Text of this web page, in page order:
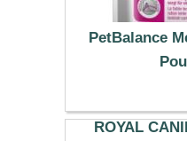
PetBalance
ROYAL